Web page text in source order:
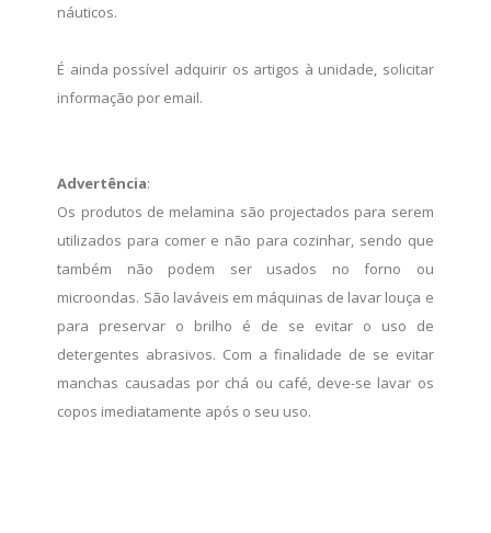
náuticos.
É ainda possível adquirir os artigos à unidade, solicitar
informação por email.
Advertência:
Os produtos de melamina são projectados para serem
utilizados para comer e não para cozinhar, sendo que
também não podem ser usados no forno ou
microondas. São laváveis em máquinas de lavar louça e
para preservar o brilho é de se evitar o uso de
detergentes abrasivos. Com a finalidade de se evitar
manchas causadas por chá ou café, deve-se lavar os
copos imediatamente após o seu uso.